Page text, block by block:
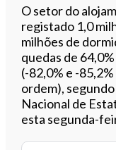
O setor do
registado 1,0
milhões de
quedas de
(-82,0% e -
ordem),
Nacional de
esta segunda-